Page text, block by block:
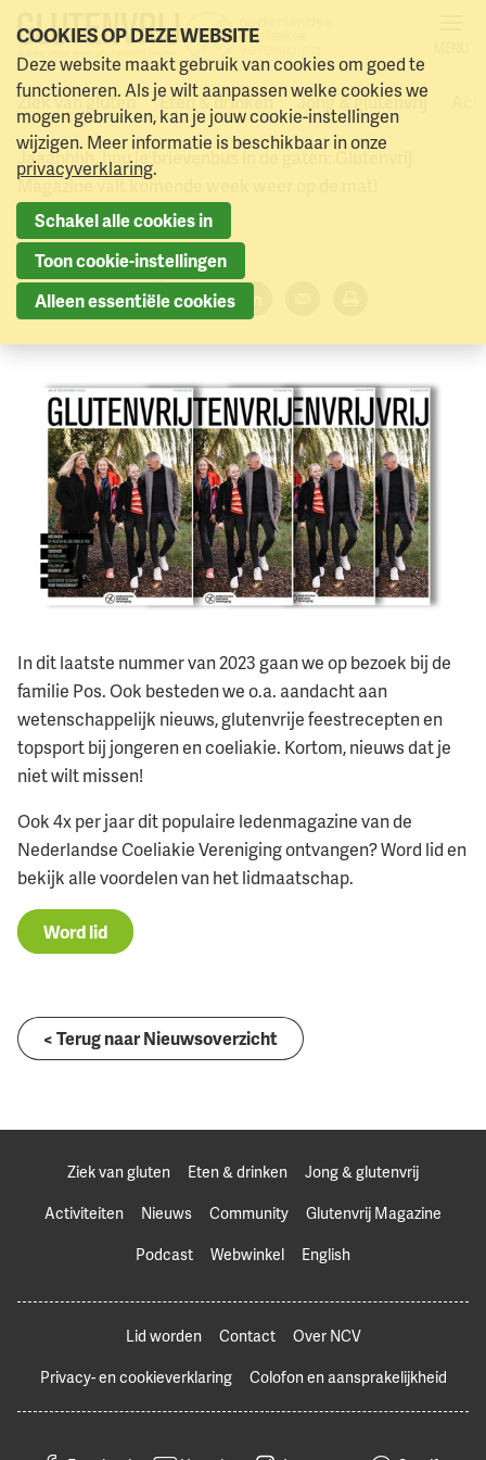
Naar menu Naar hoofdinhoud
Ziek van gluten Eten & drinken Jong & glutenvrij
Glutenvrij Magazine komt
eraan!
Jaaahhhh, hou je brievenbus in de gaten: Glutenvrij
Magazine valt komende week weer op de mat!
28 november 2023
Deel dit artikel:
In dit laatste nummer van 2023 gaan we op bezoek bij de
familie Pos. Ook besteden we o.a. aandacht aan
wetenschappelijk nieuws, glutenvrije feestrecepten en
topsport bij jongeren en coeliakie. Kortom, nieuws dat je
niet wilt missen!
Ook 4x per jaar dit populaire ledenmagazine van de
Nederlandse Coeliakie Vereniging ontvangen? Word lid en
bekijk alle voordelen van het lidmaatschap.
Word lid
< Terug naar Nieuwsoverzicht
Ziek van gluten Eten & drinken
Jong & glutenvrij
Activiteiten
Nieuws Community
Glutenvrij Magazine
Podcast
Webwinkel English
Lid worden Contact
Over NCV
Privacy- en cookieverklaring
Colofon en aansprakelijkheid
COOKIES OP DEZE WEBSITE
Deze website maakt gebruik van cookies om goed te
functioneren. Als je wilt aanpassen welke cookies we
mogen gebruiken, kan je jouw cookie-instellingen
wijzigen. Meer informatie is beschikbaar in onze
privacyverklaring.
Schakel alle cookies in
Toon cookie-instellingen
Alleen essentiële cookies